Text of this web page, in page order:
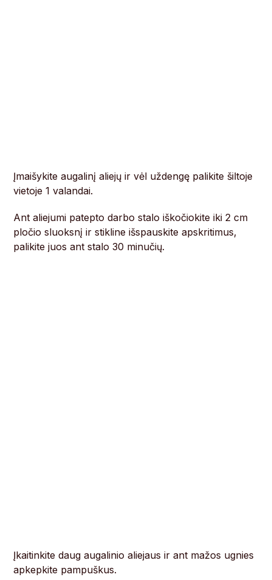
Įmaišykite augalinį aliejų ir vėl uždengę palikite šiltoje
vietoje 1 valandai.
Ant aliejumi patepto darbo stalo iškočiokite iki 2 cm
pločio sluoksnį ir stikline išspauskite apskritimus,
palikite juos ant stalo 30 minučių.
Įkaitinkite daug augalinio aliejaus ir ant mažos ugnies
apkepkite pampuškus.